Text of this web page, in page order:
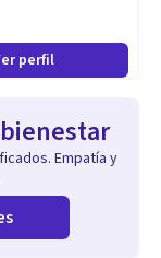
perfil
Empatía y